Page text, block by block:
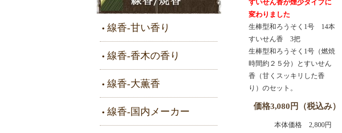
線香-甘い香り
線香-香木の香り
線香-大薫香
線香-国内メーカー
すいせん香が煙少タイプに
変わりました
生棒型和ろうそく1号 14本
すいせん香 3把
生棒型和ろうそく1号（燃焼
時間約２５分）とすいせん
香（甘くスッキリした香
り）のセット。
価格3,080円（税込み）
本体価格 2,800円